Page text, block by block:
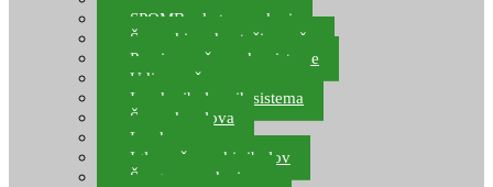
SPOMB rakete, markeri
Šaranski podmetači, mreže
Pernice za šaranske sisteme
Udice za šarana, amura
Izrada ribolovnih sistema
Šaranska olova
Leadcore
Igle za šaranski ribolov
Špage, upredenice